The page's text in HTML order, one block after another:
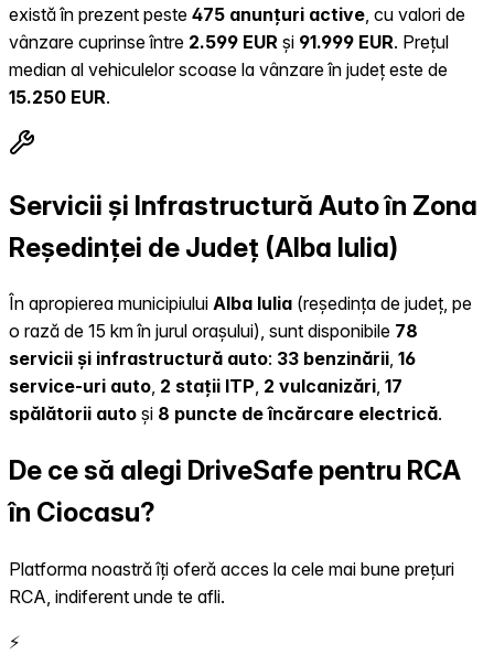
există în prezent peste 475 anunțuri active , cu valori de
vânzare cuprinse între 2.599 EUR și 91.999 EUR. Prețul
median al vehiculelor scoase la vânzare în județ este de
15.250 EUR.
Servicii și Infrastructură Auto în Zona
Reședinței de Județ (Alba Iulia)
În apropierea municipiului Alba Iulia (reședința de județ, pe
o rază de 15 km în jurul orașului), sunt disponibile 78
servicii și infrastructură auto: 33 benzinării, 16
service-uri auto, 2 stații ITP, 2 vulcanizări, 17
spălătorii auto și 8 puncte de încărcare electrică.
De ce să alegi DriveSafe pentru RCA
în Ciocasu?
Platforma noastră îți oferă acces la cele mai bune prețuri
RCA, indiferent unde te afli.
⚡